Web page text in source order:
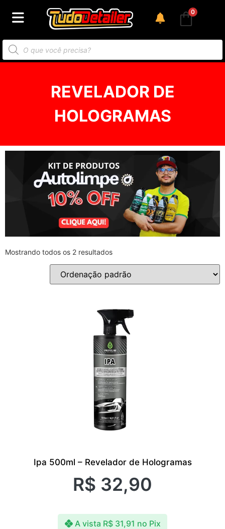
0
REVELADOR DE
HOLOGRAMAS
Mostrando todos os 2 resultados
Ipa 500ml – Revelador de Hologramas
R$ 32,90
A vista R$31,91 no Pix